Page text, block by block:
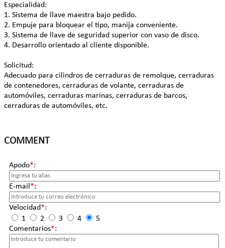
Especialidad:
1. Sistema de llave maestra bajo pedido.
2. Empuje para bloquear el tipo, manija conveniente.
3. Sistema de llave de seguridad superior con vaso de disco.
4. Desarrollo orientado al cliente disponible.
Solicitud:
Adecuado para cilindros de cerraduras de remolque, cerraduras
de contenedores, cerraduras de volante, cerraduras de
automóviles, cerraduras marinas, cerraduras de barcos,
cerraduras de automóviles, etc.
COMMENT
Apodo*:
E-mail *:
Velocidad*:
1
2 3 4
5
Comentarios*: